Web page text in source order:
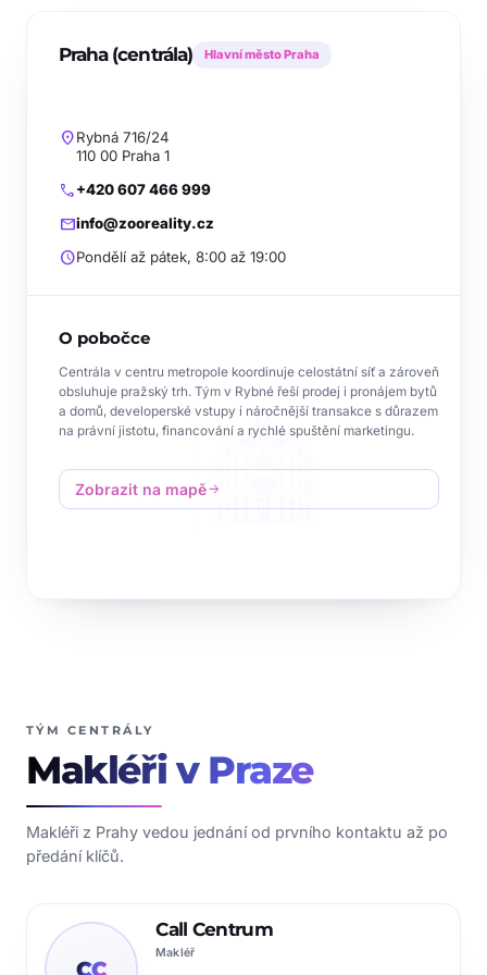
Praha (centrála) Hlavní město Praha
location_onRybná 716/24
110 00 Praha 1
call+420 607 466 999
mailinfo@zooreality.cz
schedulePondělí až pátek, 8:00 až 19:00
O pobočce
Centrála v centru metropole koordinuje celostátní síť a zároveň
obsluhuje pražský trh. Tým v Rybné řeší prodej i pronájem bytů
a domů, developerské vstupy i náročnější transakce s důrazem
na právní jistotu, financování a rychlé spuštění marketingu.
Zobrazit na mapěarrow_forward
TÝM CENTRÁLY
Makléři v Praze
Makléři z Prahy vedou jednání od prvního kontaktu až po
předání klíčů.
CC
Call Centrum
Makléř